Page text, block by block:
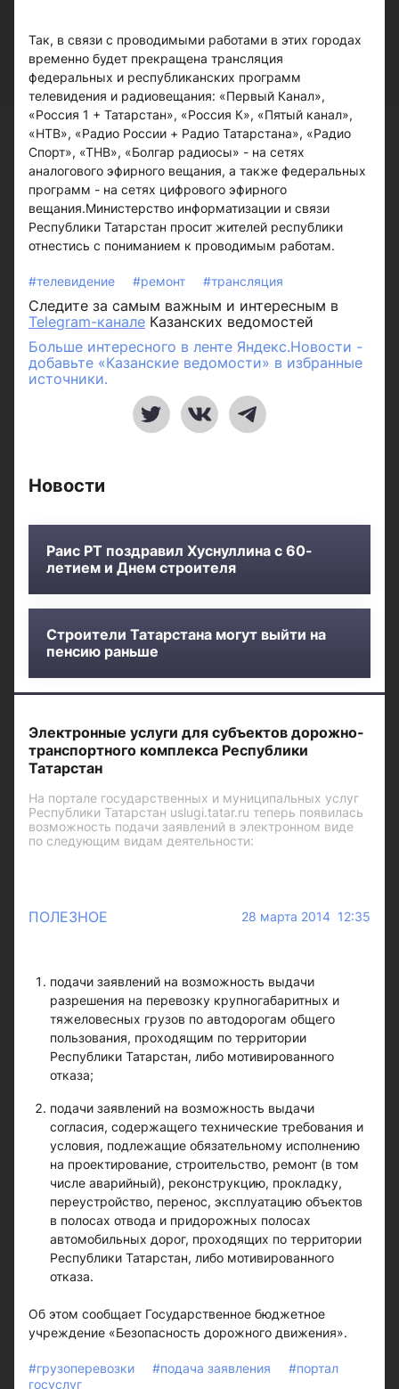
Так, в связи с проводимыми работами в этих городах
временно будет прекращена трансляция
федеральных и республиканских программ
телевидения и радиовещания: «Первый Канал»,
«Россия 1 + Татарстан», «Россия К», «Пятый канал»,
«НТВ», «Радио России + Радио Татарстана», «Радио
Спорт», «ТНВ», «Болгар радиосы» - на сетях
аналогового эфирного вещания, а также федеральных
программ - на сетях цифрового эфирного
вещания.Министерство информатизации и связи
Республики Татарстан просит жителей республики
отнестись с пониманием к проводимым работам.
#телевидение #ремонт #трансляция
Следите за самым важным и интересным в
Telegram-канале Казанских ведомостей
Больше интересного в ленте Яндекс.Новости -
добавьте «Казанские ведомости» в избранные
источники.
Новости
Раис РТ поздравил Хуснуллина с 60-
летием и Днем строителя
Строители Татарстана могут выйти на
пенсию раньше
Электронные услуги для субъектов дорожно-
транспортного комплекса Республики
Татарстан
На портале государственных и муниципальных услуг
Республики Татарстан uslugi.tatar.ru теперь появилась
возможность подачи заявлений в электронном виде
по следующим видам деятельности:
ПОЛЕЗНОЕ 28 марта 2014 12:35
подачи заявлений на возможность выдачи
разрешения на перевозку крупногабаритных и
тяжеловесных грузов по автодорогам общего
пользования, проходящим по территории
Республики Татарстан, либо мотивированного
отказа;
подачи заявлений на возможность выдачи
согласия, содержащего технические требования и
условия, подлежащие обязательному исполнению
на проектирование, строительство, ремонт (в том
числе аварийный), реконструкцию, прокладку,
переустройство, перенос, эксплуатацию объектов
в полосах отвода и придорожных полосах
автомобильных дорог, проходящих по территории
Республики Татарстан, либо мотивированного
отказа.
Об этом сообщает Государственное бюджетное
учреждение «Безопасность дорожного движения».
#грузоперевозки #подача заявления
#портал
госуслуг